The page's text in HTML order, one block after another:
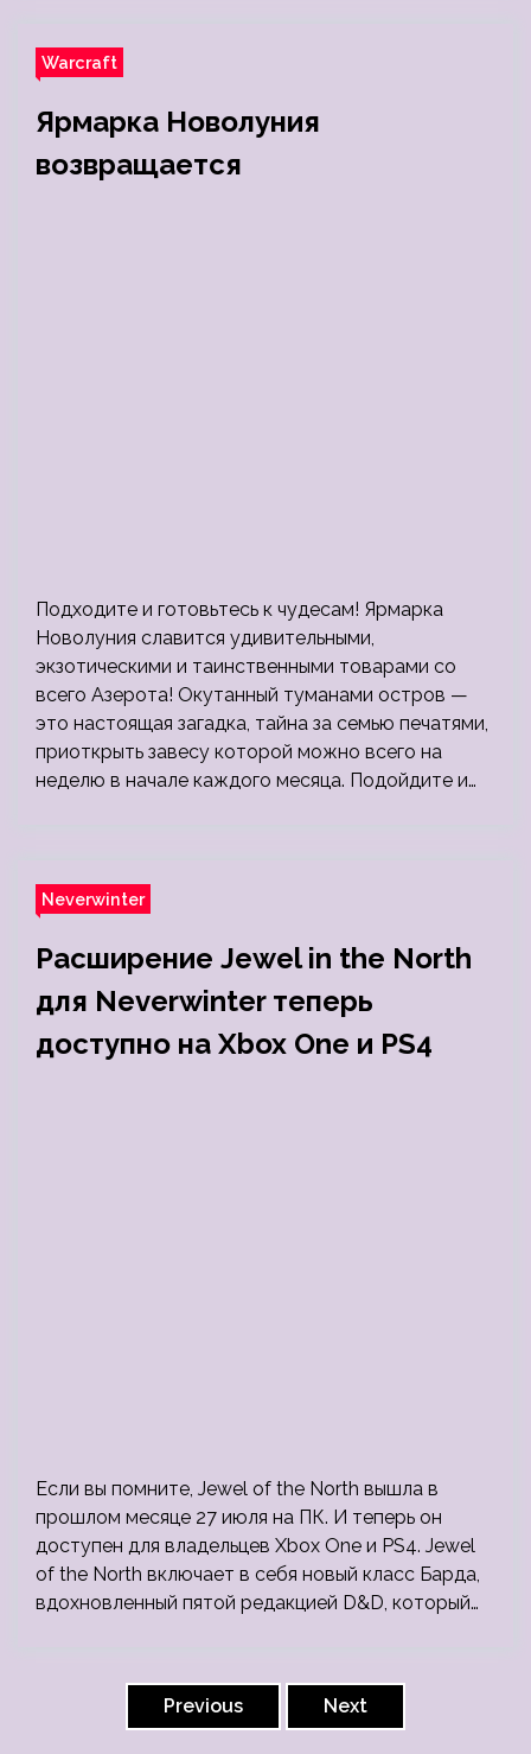
Warcraft
Ярмарка Новолуния
возвращается
Подходите и готовьтесь к чудесам! Ярмарка
Новолуния славится удивительными,
экзотическими и таинственными товарами со
всего Азерота! Окутанный туманами остров —
это настоящая загадка, тайна за семью печатями,
приоткрыть завесу которой можно всего на
неделю в начале каждого месяца. Подойдите и…
Neverwinter
Расширение Jewel in the North
для Neverwinter теперь
доступно на Xbox One и PS4
Если вы помните, Jewel of the North вышла в
прошлом месяце 27 июля на ПК. И теперь он
доступен для владельцев Xbox One и PS4. Jewel
of the North включает в себя новый класс Барда,
вдохновленный пятой редакцией D&D, который…
Previous Next